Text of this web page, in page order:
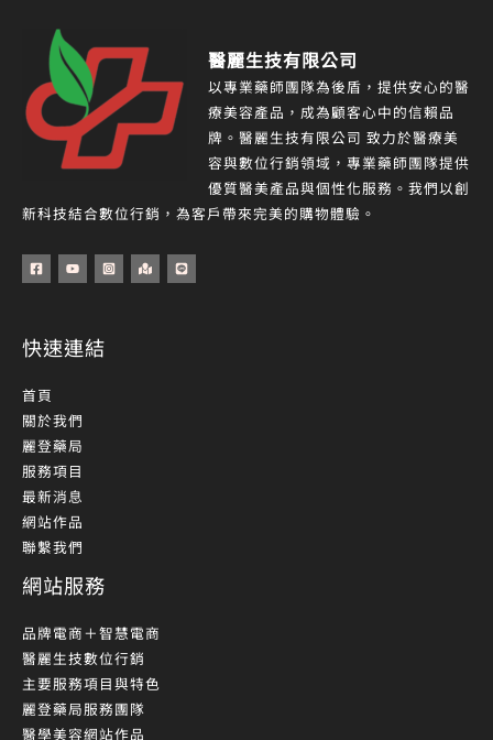
醫麗生技有限公司
以專業藥師團隊為後盾，提供安心的醫
療美容產品，成為顧客心中的信賴品
牌。醫麗生技有限公司 致力於醫療美
容與數位行銷領域，專業藥師團隊提供
優質醫美產品與個性化服務。我們以創
新科技結合數位行銷，為客戶帶來完美的購物體驗。
快速連結
首頁
關於我們
麗登藥局
服務項目
最新消息
網站作品
聯繫我們
網站服務
品牌電商＋智慧電商
醫麗生技數位行銷
主要服務項目與特色
麗登藥局服務團隊
醫學美容網站作品